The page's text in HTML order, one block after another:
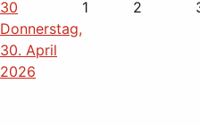
30
Donnerstag,
30. April
2026
1 2